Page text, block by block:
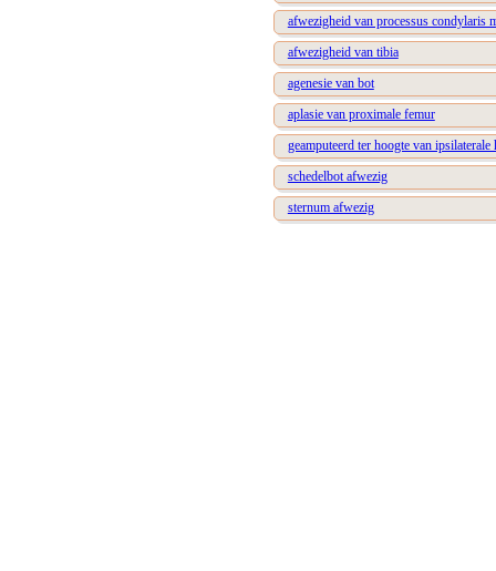
afwezigheid van processus condylaris
afwezigheid van tibia
agenesie van bot
aplasie van proximale femur
geamputeerd ter hoogte van ipsilaterale
schedelbot afwezig
sternum afwezig